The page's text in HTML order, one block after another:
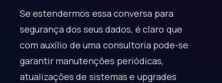
Se estendermos essa conversa para
segurança dos seus dados, é claro que
com auxílio de uma consultoria pode-se
garantir manutenções periódicas,
atualizações de sistemas e upgrades